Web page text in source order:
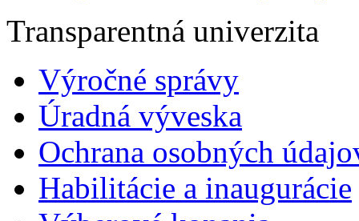
Transparentná univerzita
Výročné správy
Úradná výveska
Ochrana osobných
Habilitácie a inaugurácie